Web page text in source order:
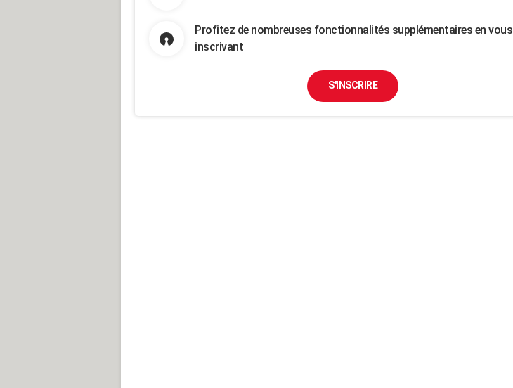
Profitez de nombreuses fonctionnalités supplémentaires en vous
inscrivant
S'INSCRIRE